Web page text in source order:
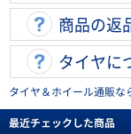
商品の返
タイヤに
タイヤ＆ホイール通販な
最近チェックした商品